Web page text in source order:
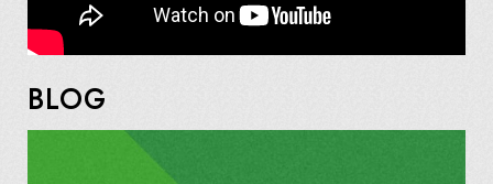
BLOG